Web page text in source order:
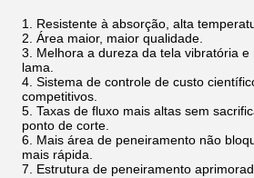
1. Resistente à absorção, alta
2. Área maior, maior qualidade.
3. Melhora a dureza da tela vibratória
lama.
4. Sistema de controle de custo
competitivos.
5. Taxas de fluxo mais altas sem
ponto de corte.
6. Mais área de peneiramento não
mais rápida.
7. Estrutura de peneiramento